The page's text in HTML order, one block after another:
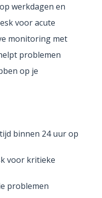
werkdagen en
voor acute
monitoring met
problemen
op je
binnen 24 uur op
voor kritieke
problemen